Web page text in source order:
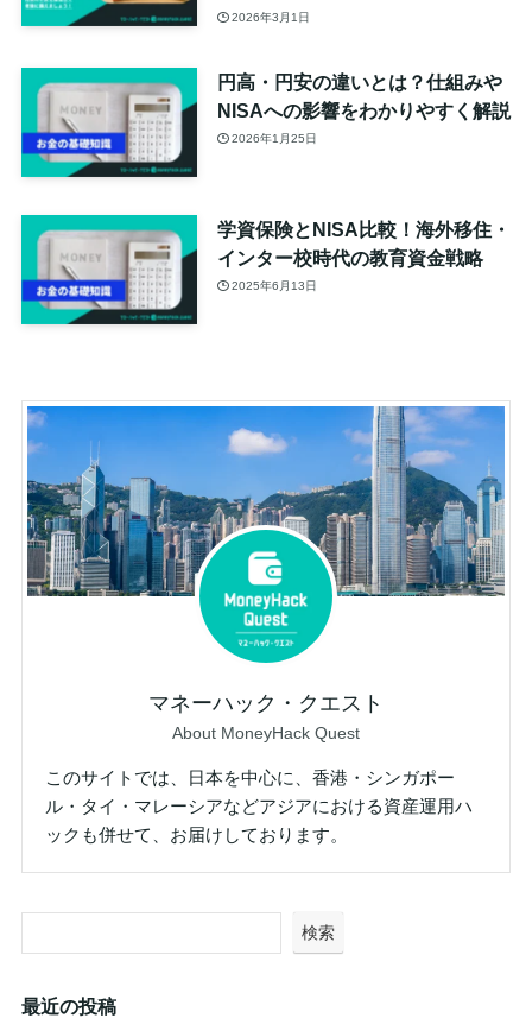
2026年3月1日
円高・円安の違いとは？仕組みや
NISAへの影響をわかりやすく解説
2026年1月25日
学資保険とNISA比較！海外移住・
インター校時代の教育資金戦略
2025年6月13日
マネーハック・クエスト
About MoneyHack Quest
このサイトでは、日本を中心に、香港・シンガポー
ル・タイ・マレーシアなどアジアにおける資産運用ハ
ックも併せて、お届けしております。
検索
最近の投稿